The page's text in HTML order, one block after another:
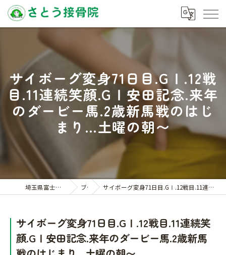
サイボーグ変身71日目.GⅠ.12戦
目.11連続笑顔.GⅠ安田記念.来年
のダービー馬.2歳新馬戦のはじ
まり…土曜の朝〜
埼玉県富士見の接骨院ならさとう接骨院 ブログ サイボーグ変身71日目.GⅠ.12戦目.11連続笑顔.GⅠ安田記念.来年のダービー馬.2歳新馬戦のはじまり…土曜の朝〜
サイボーグ変身71日目.GⅠ.12戦目.11連続笑
顔.GⅠ安田記念.来年のダービー馬.2歳新馬